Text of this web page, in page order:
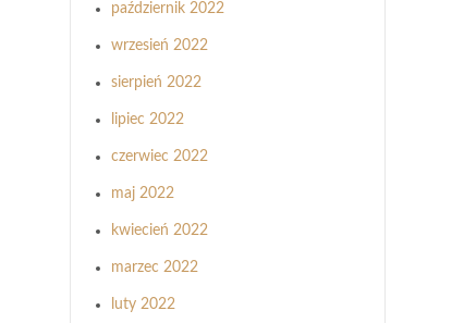
październik 2022
wrzesień 2022
sierpień 2022
lipiec 2022
czerwiec 2022
maj 2022
kwiecień 2022
marzec 2022
luty 2022